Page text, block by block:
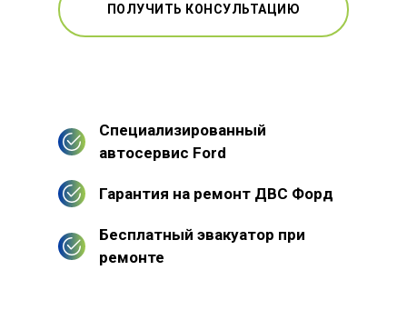
ПОЛУЧИТЬ КОНСУЛЬТАЦИЮ
Специализированный
автосервис Ford
Гарантия на ремонт ДВС Форд
Бесплатный эвакуатор при
ремонте